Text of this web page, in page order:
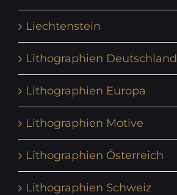
Liechtenstein
Lithographien Deutschland
Lithographien Europa
Lithographien Motive
Lithographien Österreich
Lithographien Schweiz